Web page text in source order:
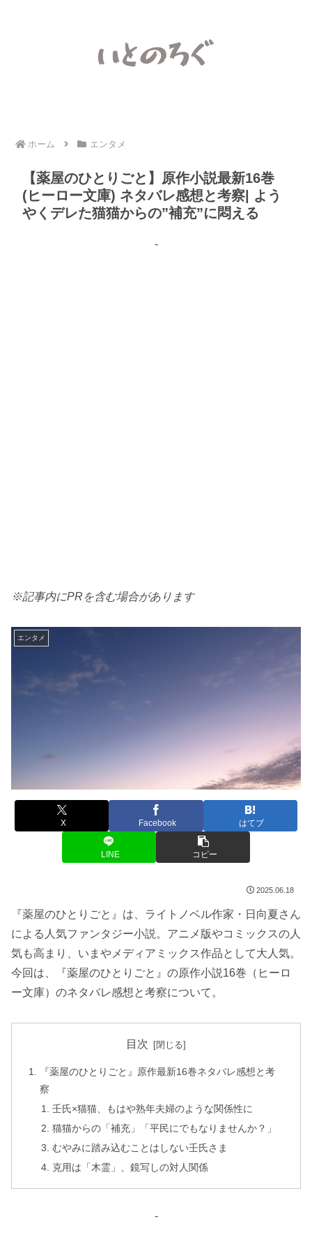
ホーム エンタメ
【薬屋のひとりごと】原作小説最新16巻
(ヒーロー文庫) ネタバレ感想と考察| よう
やくデレた猫猫からの”補充”に悶える
-
※記事内にPRを含む場合があります
エンタメ
X Facebook はてブ
LINE コピー
2025.06.18
『薬屋のひとりごと』は、ライトノベル作家・日向夏さん
による人気ファンタジー小説。アニメ版やコミックスの人
気も高まり、いまやメディアミックス作品として大人気。
今回は、『薬屋のひとりごと』の原作小説16巻（ヒーロ
ー文庫）のネタバレ感想と考察について。
目次
『薬屋のひとりごと』原作最新16巻ネタバレ感想と考
察
壬氏×猫猫、もはや熟年夫婦のような関係性に
猫猫からの「補充」「平民にでもなりませんか？」
むやみに踏み込むことはしない壬氏さま
克用は「木霊」、鏡写しの対人関係
-